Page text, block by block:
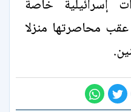
إسرائيلية خاصة
محاصرتها منزلا